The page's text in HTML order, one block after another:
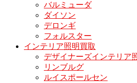
バルミューダ
ダイソン
デロンギ
フォルスター
インテリア照明買取
デザイナーズインテリア
リンブルグ
ルイスポールセン